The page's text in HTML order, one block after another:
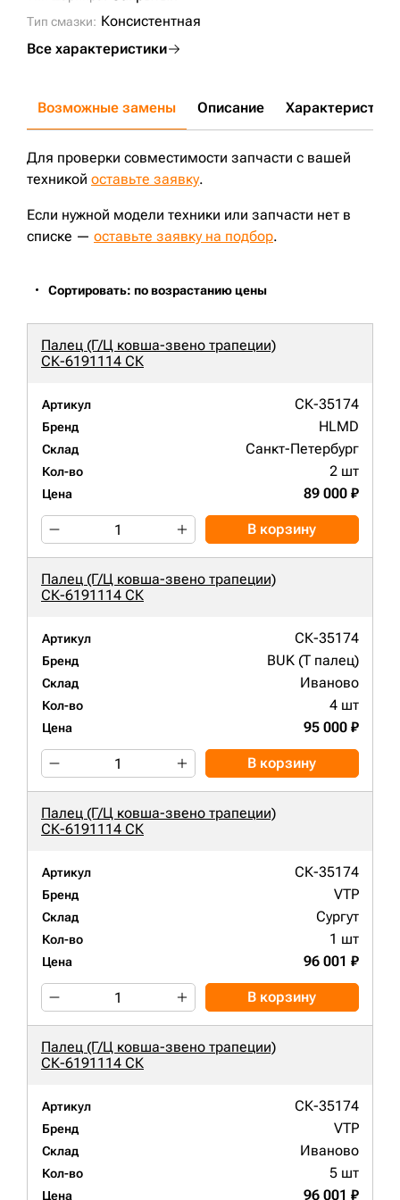
E265C NRC NEW HOLLAND;E245B FIAT-KOBELCO;
Тип смазки: Консистентная
Все характеристики
Возможные замены Описание Характеристики
Для проверки совместимости запчасти с вашей
техникой оставьте заявку.
Если нужной модели техники или запчасти нет в
списке — оставьте заявку на подбор.
Сортировать: по возрастанию цены
Палец (Г/Ц ковша-звено трапеции)
СК-6191114 СК
Артикул СК-35174
Бренд HLMD
Склад Санкт-Петербург
Кол-во 2 шт
Цена 89 000 ₽
В корзину
Палец (Г/Ц ковша-звено трапеции)
СК-6191114 СК
Артикул СК-35174
Бренд BUK (Т палец)
Склад Иваново
Кол-во 4 шт
Цена 95 000 ₽
В корзину
Палец (Г/Ц ковша-звено трапеции)
СК-6191114 СК
Артикул СК-35174
Бренд VTP
Склад Сургут
Кол-во 1 шт
Цена 96 001 ₽
В корзину
Палец (Г/Ц ковша-звено трапеции)
СК-6191114 СК
Артикул СК-35174
Бренд VTP
Склад Иваново
Кол-во 5 шт
Цена 96 001 ₽